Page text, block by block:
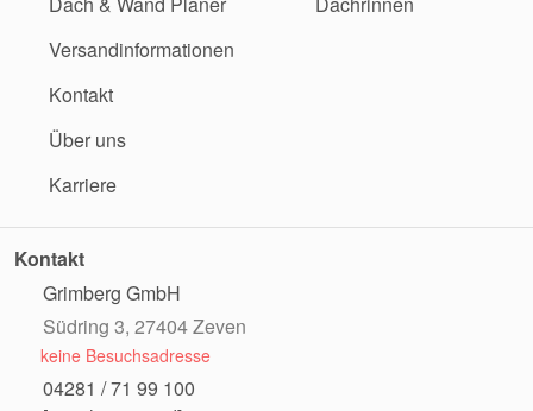
Versandinformationen
Kontakt
Über uns
Karriere
Kontakt
Grimberg GmbH
Südring 3, 27404 Zeven
keine Besuchsadresse
04281 / 71 99 100